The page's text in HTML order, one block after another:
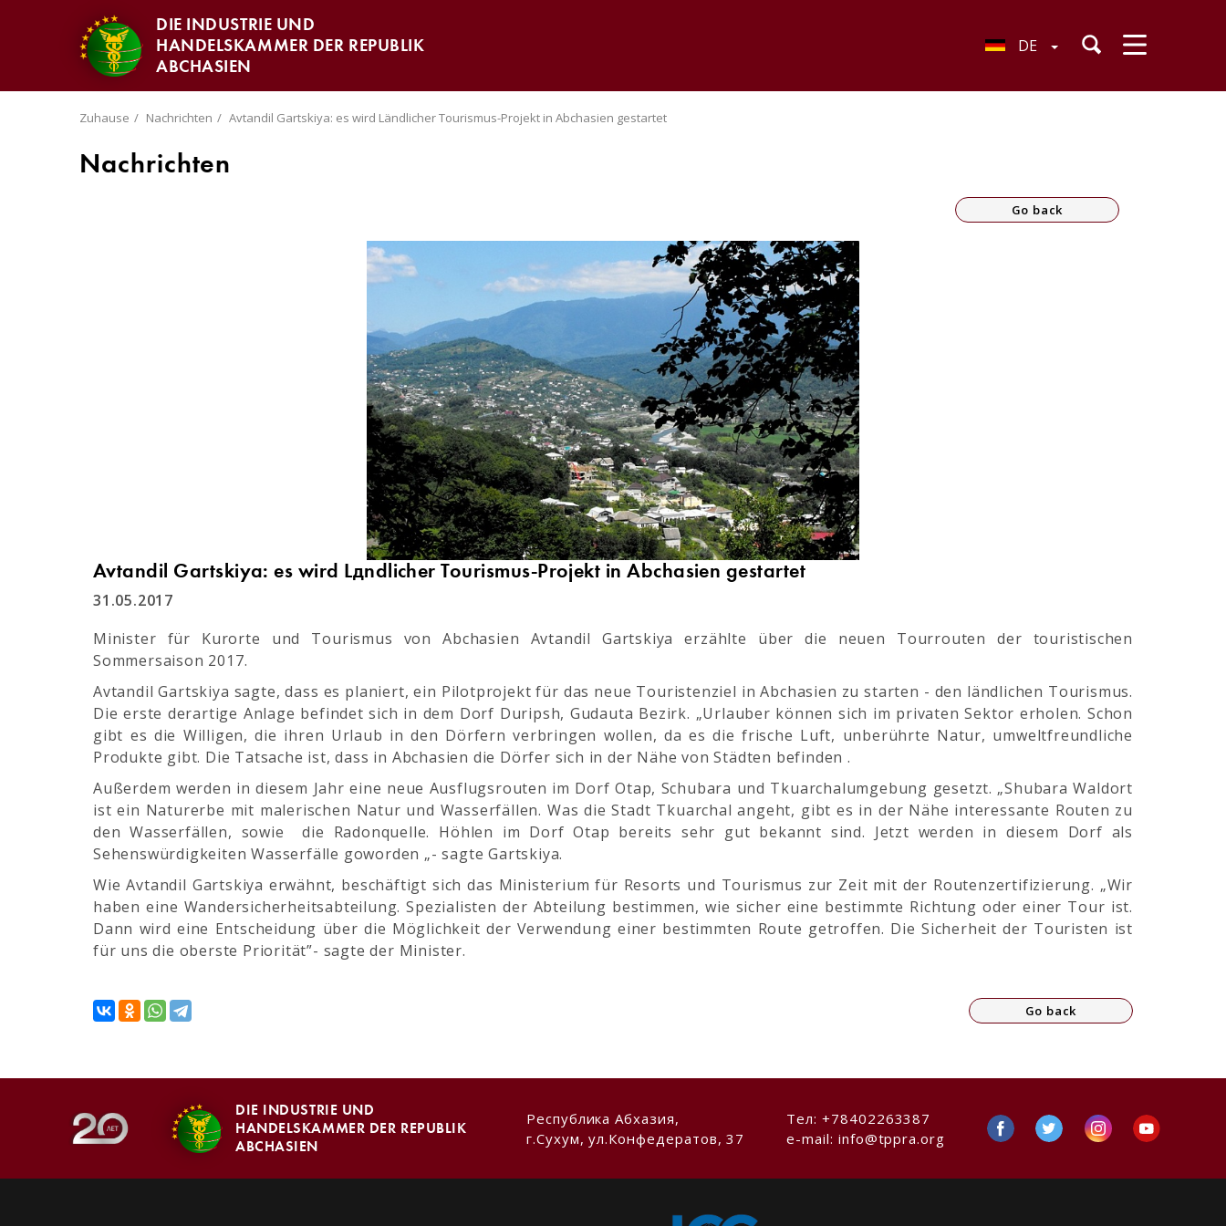
DIE INDUSTRIE UND
HANDELSKAMMER DER REPUBLIK
ABCHASIEN
DE
Zuhause Nachrichten Avtandil Gartskiya: es wird Ländlicher Tourismus-Projekt in Abchasien gestartet
Nachrichten
Go back
Avtandil Gartskiya: es wird Ländlicher Tourismus-Projekt in Abchasien gestartet
31.05.2017
Minister für Kurorte und Tourismus von Abchasien Avtandil Gartskiya erzählte über die neuen Tourrouten der touristischen
Sommersaison 2017.
Avtandil Gartskiya sagte, dass es planiert, ein Pilotprojekt für das neue Touristenziel in Abchasien zu starten - den ländlichen Tourismus.
Die erste derartige Anlage befindet sich in dem Dorf Duripsh, Gudauta Bezirk. „Urlauber können sich im privaten Sektor erholen. Schon
gibt es die Willigen, die ihren Urlaub in den Dörfern verbringen wollen, da es die frische Luft, unberührte Natur, umweltfreundliche
Produkte gibt. Die Tatsache ist, dass in Abchasien die Dörfer sich in der Nähe von Städten befinden .
Außerdem werden in diesem Jahr eine neue Ausflugsrouten im Dorf Otap, Schubara und Tkuarchalumgebung gesetzt. „Shubara Waldort
ist ein Naturerbe mit malerischen Natur und Wasserfällen. Was die Stadt Tkuarchal angeht, gibt es in der Nähe interessante Routen zu
den Wasserfällen, sowie die Radonquelle. Höhlen im Dorf Otap bereits sehr gut bekannt sind. Jetzt werden in diesem Dorf als
Sehenswürdigkeiten Wasserfälle goworden „- sagte Gartskiya.
Wie Avtandil Gartskiya erwähnt, beschäftigt sich das Ministerium für Resorts und Tourismus zur Zeit mit der Routenzertifizierung. „Wir
haben eine Wandersicherheitsabteilung. Spezialisten der Abteilung bestimmen, wie sicher eine bestimmte Richtung oder einer Tour ist.
Dann wird eine Entscheidung über die Möglichkeit der Verwendung einer bestimmten Route getroffen. Die Sicherheit der Touristen ist
für uns die oberste Priorität”- sagte der Minister.
Go back
DIE INDUSTRIE UND
HANDELSKAMMER DER REPUBLIK
ABCHASIEN
Республика Абхазия,
г.Сухум, ул.Конфедератов, 37
Тел: +78402263387
e-mail: info@tppra.org